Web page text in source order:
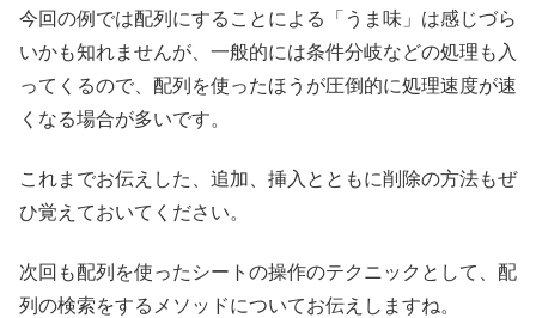
今回の例では配列にすることによる「うま味」は感じづら
いかも知れませんが、一般的には条件分岐などの処理も入
ってくるので、配列を使ったほうが圧倒的に処理速度が速
くなる場合が多いです。
これまでお伝えした、追加、挿入とともに削除の方法もぜ
ひ覚えておいてください。
次回も配列を使ったシートの操作のテクニックとして、配
列の検索をするメソッドについてお伝えしますね。